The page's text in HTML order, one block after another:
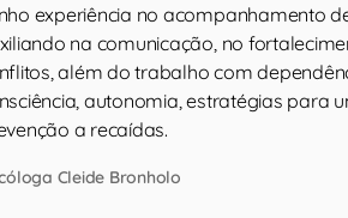
experiência no acompanhamento
na comunicação, no
além do trabalho com
autonomia, estratégias para
a recaídas.
Cleide Bronholo